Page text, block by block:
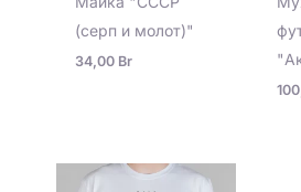
(серп и молот)"
34,00 Br